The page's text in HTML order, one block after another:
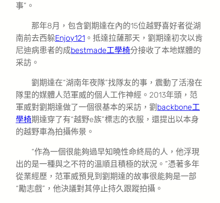
事”。
那年8月，包含劉期達在內的15位越野喜好者從湖
南前去西躲Enjoy121 。抵達拉薩那天，劉期達初次以肯
尼迪病患者的成bestmade工學椅分接收了本地媒體的
采訪。
劉期達在“湖南年夜隊”找隊友的事，震動了活潑在
隊里的媒體人范軍威的個人工作神經。2013年頭，范
軍威對劉期達做了一個很基本的采訪，劉 backbone工
學椅期達穿了有“越野e族”標志的衣服，還提出以本身
的越野車為拍攝佈景。
“作為一個很能夠過早知曉性命終局的人，他浮現
出的是一種與之不符的溫順且積極的狀況。”憑著多年
從業經歷，范軍威預見到劉期達的故事很能夠是一部
“勵志戲”，他決議對其停止持久跟蹤拍攝。